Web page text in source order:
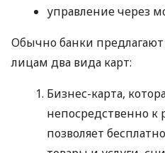
управление через
Обычно банки
лицам два вида карт:
Бизнес-карта,
непосредственно к
позволяет